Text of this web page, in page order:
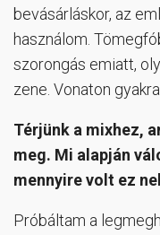
bevásárláskor, az
használom.
szorongás emiatt,
zene. Vonaton
Térjünk a mixhez,
meg. Mi alapján
mennyire volt ez
Próbáltam a